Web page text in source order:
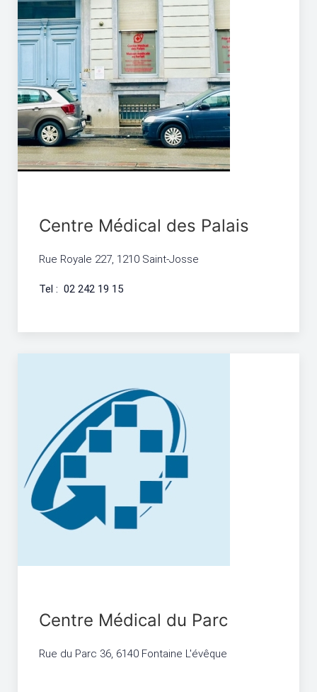
Centre Médical des Palais
Rue Royale 227, 1210 Saint-Josse
Tel : 02 242 19 15
Centre Médical du Parc
Rue du Parc 36, 6140 Fontaine L'évêque